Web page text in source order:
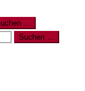
…
Suchen …